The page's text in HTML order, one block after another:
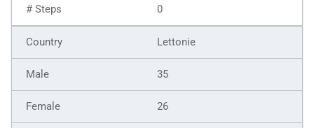
0
Lettonie
35
26